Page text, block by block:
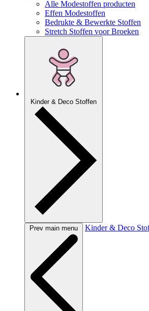
Alle Modestoffen producten
Effen Modestoffen
Bedrukte & Bewerkte Stoffen
Stretch Stoffen voor Broeken
Kinder & Deco Stoffen
Prev main menu Kinder & Deco